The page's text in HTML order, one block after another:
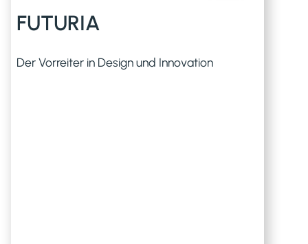
FUTURIA
Der Vorreiter in Design und Innovation